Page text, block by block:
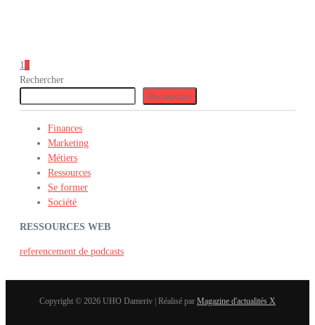
1 2
Rechercher
Rechercher
Finances
Marketing
Métiers
Ressources
Se former
Société
RESSOURCES WEB
referencement de podcasts
Copyright © 2026 UHO Dameriv | Réalisé par Magazine d'actualités X